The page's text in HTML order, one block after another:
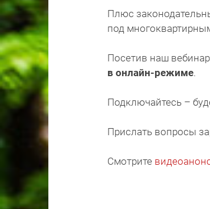
Плюс
под
Посетив наш
в онлайн-режиме.
Подключайтесь –
Прислать вопросы
Смотрите